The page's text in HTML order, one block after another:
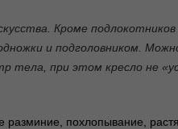
Кроме подлокотников
и подголовником.
тела, при этом кресло не
похлопывание,